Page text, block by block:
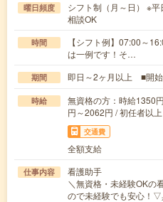
曜日頻度
シフト制（月～日） ※
相談OK
時間
【シフト例】07:00～
は一例です！そ…
期間 即日～2ヶ月以上 ■開始
時給
無資格の方：時給1350
円～2062円 / 初任者以
交通費
全額支給
仕事内容
看護助手
＼無資格・未経験OKの
ので未経験でも安心！